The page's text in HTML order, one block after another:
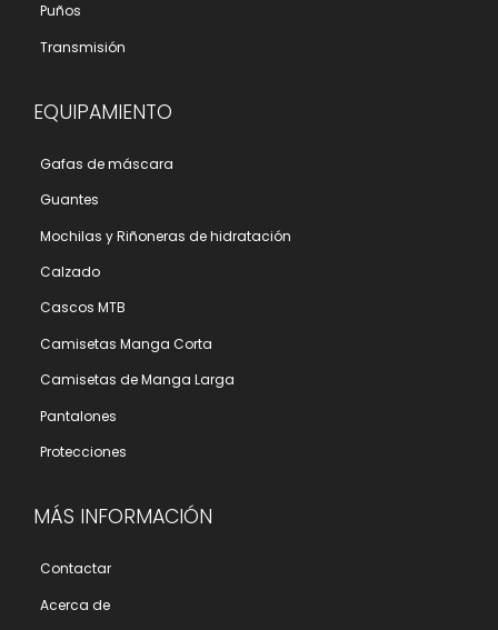
Puños
Transmisión
EQUIPAMIENTO
Gafas de máscara
Guantes
Mochilas y Riñoneras de hidratación
Calzado
Cascos MTB
Camisetas Manga Corta
Camisetas de Manga Larga
Pantalones
Protecciones
MÁS INFORMACIÓN
Contactar
Acerca de